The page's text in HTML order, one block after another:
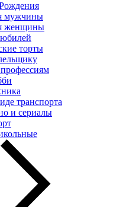
мужчины
женщины
торты
транспорта
и сериалы